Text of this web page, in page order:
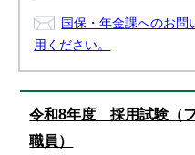
国保・年金課へのお問
用ください。
令和8年度 採用試験（
職員）